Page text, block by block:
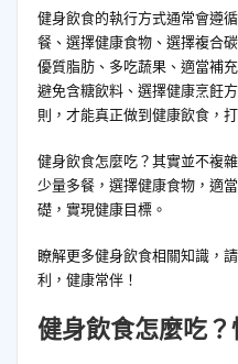
健身飲食的執行方式通常會遵
餐、選擇健康食物、選擇複合
優質脂肪、多吃蔬果、適當補
避免含糖飲料、選擇健康烹飪
則，才能真正做到健康飲食，
健身飲食怎麼吃？其實並不複
少量多餐，選擇健康食物，適
礎，實現健康目標。
瞭解更多健身飲食相關知識，
利，健康常伴！
健身飲食怎麼吃？